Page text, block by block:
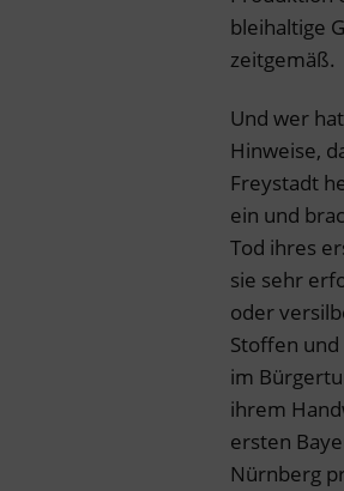
bleihaltige
zeitgemäß.
Und wer
Hinweise,
Freystadt
ein und
Tod ihres
sie sehr
oder
Stoffen
im
ihrem
ersten
Nürnberg